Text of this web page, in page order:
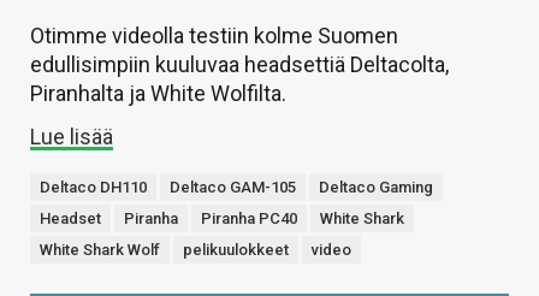
Otimme videolla testiin kolme Suomen
edullisimpiin kuuluvaa headsettiä Deltacolta,
Piranhalta ja White Wolfilta.
Lue lisää
Deltaco DH110 Deltaco GAM-105
Deltaco Gaming
Headset
Piranha Piranha PC40
White Shark
White Shark Wolf
pelikuulokkeet video